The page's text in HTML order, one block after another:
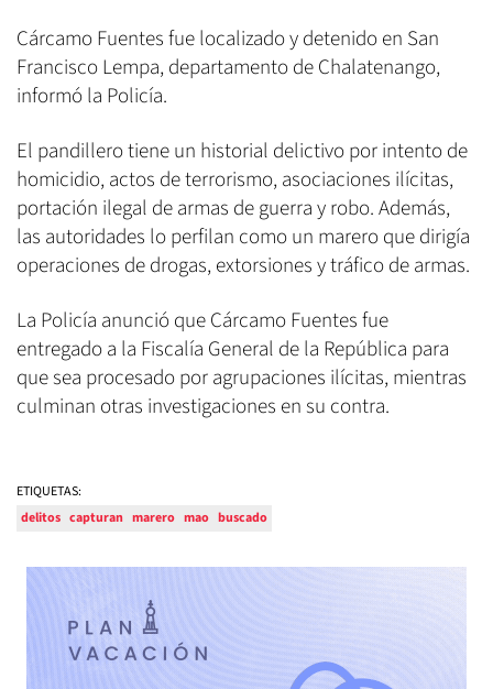
Cárcamo Fuentes fue localizado y detenido en San
Francisco Lempa, departamento de Chalatenango,
informó la Policía.
El pandillero tiene un historial delictivo por intento de
homicidio, actos de terrorismo, asociaciones ilícitas,
portación ilegal de armas de guerra y robo. Además,
las autoridades lo perfilan como un marero que dirigía
operaciones de drogas, extorsiones y tráfico de armas.
La Policía anunció que Cárcamo Fuentes fue
entregado a la Fiscalía General de la República para
que sea procesado por agrupaciones ilícitas, mientras
culminan otras investigaciones en su contra.
ETIQUETAS:
delitos capturan marero mao buscado